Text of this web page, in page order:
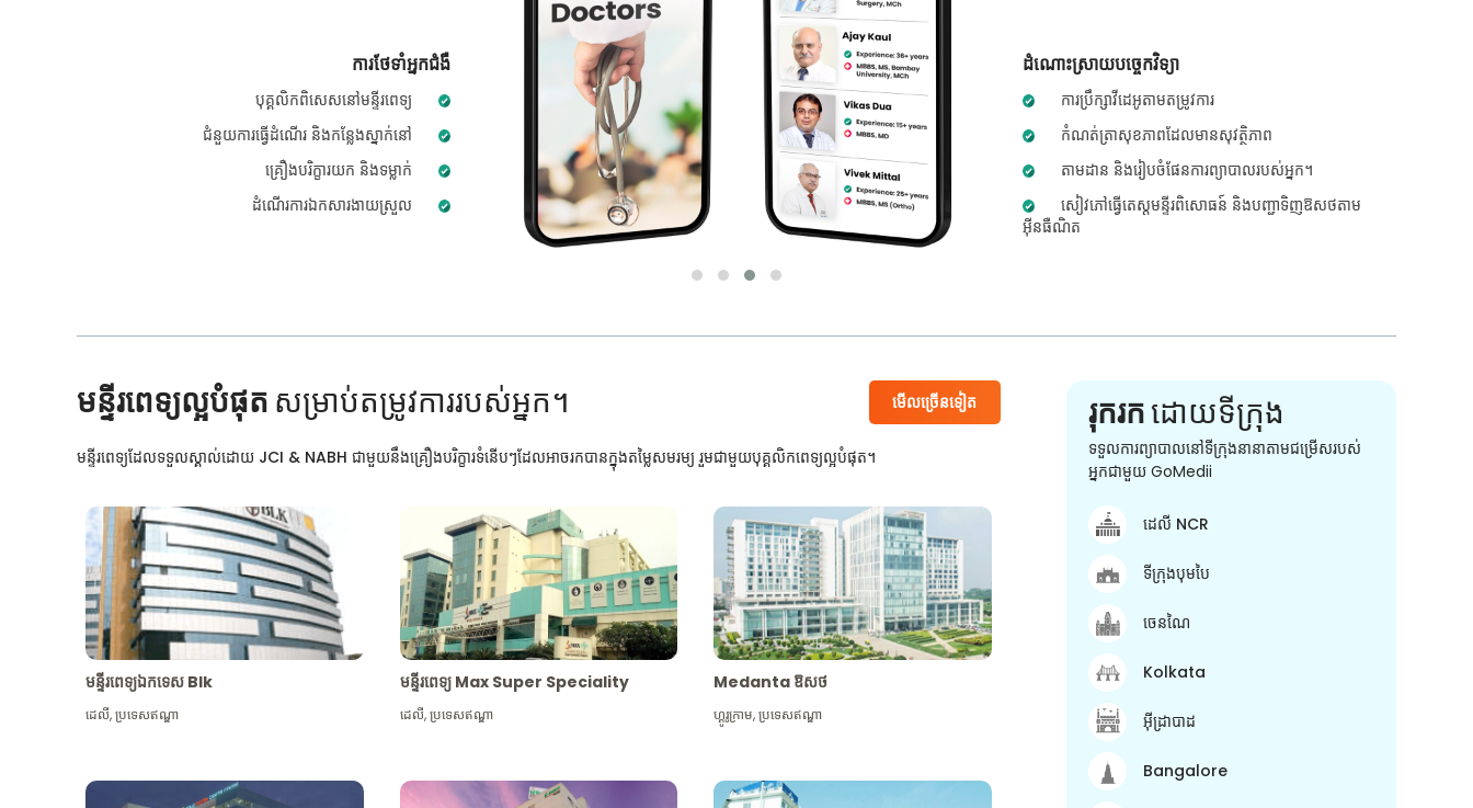
ការថែទាំអ្នកជំងឺ
បុគ្គលិកពិសេសនៅមន្ទីរពេទ្យ
ជំនួយការធ្វើដំណើរ និងកន្លែងស្នាក់នៅ
គ្រឿងបរិក្ខារយក និងទម្លាក់
ដំណើរការឯកសារងាយស្រួល
ដំណោះស្រាយបច្ចេកវិទ្យា
ការប្រឹក្សាវីដេអូតាមតម្រូវការ
កំណត់ត្រាសុខភាពដែលមានសុវត្ថិភាព
តាមដាន និងរៀបចំផែនការព្យាបាលរបស់អ្នក។
សៀវភៅធ្វើតេស្តមន្ទីរពិសោធន៍ និងបញ្ជាទិញឱសថតាម
អ៊ីនធឺណិត
មន្ទីរពេទ្យល្អបំផុត សម្រាប់តម្រូវការរបស់អ្នក។ មើល​ច្រើន​ទៀត
មន្ទីរពេទ្យដែលទទួលស្គាល់ដោយ JCI & NABH ជាមួយនឹងគ្រឿងបរិក្ខារទំនើបៗដែលអាចរកបានក្នុងតម្លៃសមរម្យ រួមជាមួយបុគ្គលិកពេទ្យល្អបំផុត។
មន្ទីរពេទ្យឯកទេស Blk
ដេលី,ប្រទេសឥណ្ឌា
មន្ទីរពេទ្យ Max Super Speciality
ដេលី,ប្រទេសឥណ្ឌា
Medanta ឱសថ
ហ្គូរូក្រាម,ប្រទេសឥណ្ឌា
រុករកដោយទីក្រុង
ទទួលការព្យាបាលនៅទីក្រុងនានាតាមជម្រើសរបស់
អ្នកជាមួយ GoMedii
ដេលី NCR
ទីក្រុងបុមបៃ
ចេនណៃ
Kolkata
អ៊ីដ្រាបាដ
Bangalore